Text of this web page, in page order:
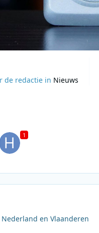
de redactie in Nieuws
1
en Vlaanderen